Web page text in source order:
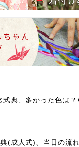
典、多かった色は？
(成人式)、当日の流